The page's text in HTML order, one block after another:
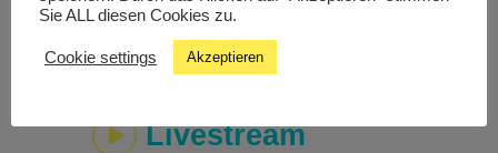
Livestream
Sie ALL diesen Cookies zu.
Cookie settings Akzeptieren